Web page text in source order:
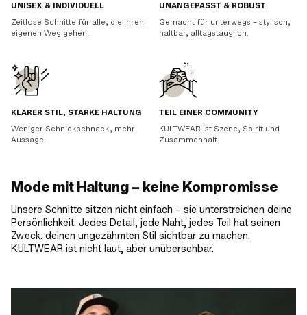
UNISEX & INDIVIDUELL
Zeitlose Schnitte für alle, die ihren
eigenen Weg gehen.
UNANGEPASST & ROBUST
Gemacht für unterwegs – stylisch,
haltbar, alltagstauglich.
KLARER STIL, STARKE HALTUNG
Weniger Schnickschnack, mehr
Aussage.
TEIL EINER COMMUNITY
KULTWEAR ist Szene, Spirit und
Zusammenhalt.
Mode mit Haltung – keine Kompromisse
Unsere Schnitte sitzen nicht einfach – sie unterstreichen deine
Persönlichkeit. Jedes Detail, jede Naht, jedes Teil hat seinen
Zweck: deinen ungezähmten Stil sichtbar zu machen.
KULTWEAR ist nicht laut, aber unübersehbar.